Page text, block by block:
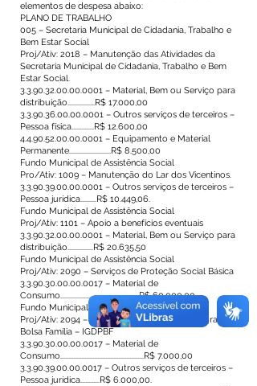
elementos de despesa abaixo:
PLANO DE TRABALHO
005 – Secretaria Municipal de Cidadania, Trabalho e
Bem Estar Social
Proj/Ativ: 2018 – Manutenção das Atividades da
Secretaria Municipal de Cidadania, Trabalho e Bem
Estar Social.
3.3.90.32.00.00.0001 – Material, Bem ou Serviço para
distribuição.................R$ 17.000,00
3.3.90.36.00.00.0001 – Outros serviços de terceiros –
Pessoa física..............R$ 12.600,00
4.4.90.52.00.00.0001 – Equipamento e Material
Permanente..........................R$ 8.500,00
Fundo Municipal de Assistência Social
Pro/Ativ: 1009 – Manutenção do Lar dos Vicentinos.
3.3.90.39.00.00.0001 – Outros serviços de terceiros –
Pessoa jurídica..........R$ 10.449,06.
Fundo Municipal de Assistência Social
Proj/Ativ: 1101 – Apoio a benefícios eventuais
3.3.90.32.00.00.0001 – Material, Bem ou Serviço para
distribuição................R$ 20.635,50
Fundo Municipal de Assistência Social
Proj/Ativ: 2090 – Serviços de Proteção Social Básica
3.3.90.30.00.00.0017 – Material de
Consumo.................................................R$ 60.000,00
Fundo Municipal de Assistência Social
Proj/Ativ: 2094 – Apoio a organização do Programa
Bolsa Família – IGDPBF
3.3.90.30.00.00.0017 – Material de
Consumo....................................................R$ 7.000,00
3.3.90.39.00.00.0017 – Outros serviços de terceiros –
Pessoa jurídica............R$ 6.000,00.